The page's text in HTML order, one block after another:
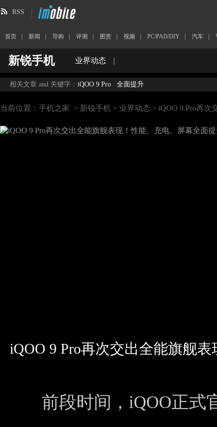
RSS
首页 新闻 导购 评测 图赏 视频 PC/PAD/DIY 汽车
新锐手机 业界动态 |
相关文章 and 关键字： iQOO 9 Pro 全面提升
当前位置： 手机之家 > 新锐手机 > 业界动态 > iQOO 9 Pro再次
iQOO 9 Pro再次交出全能旗舰
前段时间，iQOO正式